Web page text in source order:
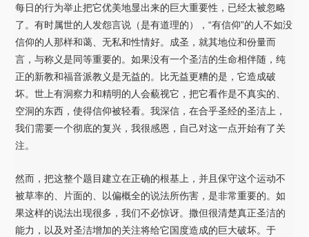
每日的行为举止把它优美地显出来的巨大重要性，已经太被忽略
了。有时属世的人发怨言说（是有道理的），“有信仰”的人不如没
信仰的人那样和蔼、无私和性情好。成圣，就其地位和份量而
言，与称义是同等重要的。如果没有一个圣洁的生命相伴随，纯
正的新教和福音派教义是无益的。比无益更糟的是，它造成破
坏。世上有洞察力和精明的人会藐视它，把它看作是不真实的、
空洞的东西，使得信仰被轻看。我深信，在合乎圣经的圣洁上，
我们需要一个彻底的复兴，我很感恩，自己对这一点开始有了关
注。
然而，把这整个题目建立在正确的根基上，并且保守这个运动不
被草率的、片面的、以偏概全的说法所伤害，是非常重要的。如
果这样的说法出现很多，我们不必惊讶。撒但很清楚真正圣洁的
能力，以及对圣洁增加的关注将给它国度造成的巨大破坏。于